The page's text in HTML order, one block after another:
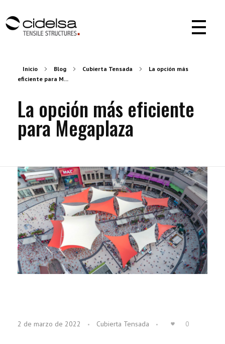
Inicio Blog Cubierta Tensada
La opción más
eficiente para M...
La opción más eficiente
para Megaplaza
2 de marzo de 2022 Cubierta Tensada 0